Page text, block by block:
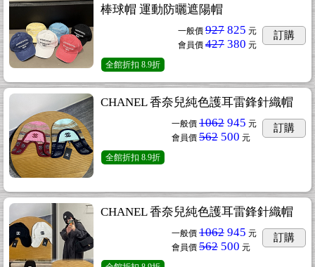
棒球帽 運動防曬遮陽帽
一般價 927 825 元
會員價 427 380 元
訂購
全館折扣 8.9折
CHANEL 香奈兒純色護耳雷鋒針織帽
一般價 1062 945 元
會員價 562 500 元
訂購
全館折扣 8.9折
CHANEL 香奈兒純色護耳雷鋒針織帽
一般價 1062 945 元
會員價 562 500 元
訂購